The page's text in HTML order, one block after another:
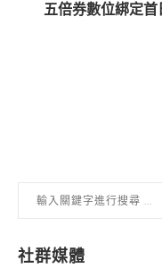
五倍券數位綁定
社群媒體